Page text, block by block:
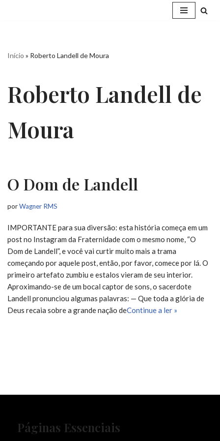
Início » Roberto Landell de Moura
Roberto Landell de
Moura
O Dom de Landell
porWagner RMS
IMPORTANTE para sua diversão: esta história começa em um
post no Instagram da Fraternidade com o mesmo nome, “O
Dom de Landell”, e você vai curtir muito mais a trama
começando por aquele post, então, por favor, comece por lá. O
primeiro artefato zumbiu e estalos vieram de seu interior.
Aproximando-se de um bocal captor de sons, o sacerdote
Landell pronunciou algumas palavras: — Que toda a glória de
Deus recaia sobre a grande nação deContinue a ler »
Páginas Essenciais